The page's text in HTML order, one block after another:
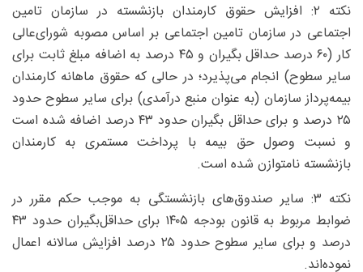
نکته ۲: افزایش حقوق کارمندان بازنشسته در سازمان تامین
اجتماعی در سازمان تامین اجتماعی بر اساس مصوبه شورای‌عالی
کار (۶۰ درصد حداقل بگیران و ۴۵ درصد به اضافه مبلغ ثابت برای
سایر سطوح) انجام می‌پذیرد؛ در حالی که حقوق ماهانه کارمندان
بیمه‌پرداز سازمان (به عنوان منبع درآمدی) برای سایر سطوح حدود
۲۵ درصد و برای حداقل بگیران حدود ۴۳ درصد اضافه شده است
و نسبت وصول حق بیمه با پرداخت مستمری به کارمندان
بازنشسته نامتوازن شده است.
نکته ۳: سایر صندوق‌های بازنشستگی به‌ موجب حکم مقرر در
ضوابط مربوط به قانون بودجه ۱۴۰۵ برای حداقل‌بگیران حدود ۴۳
درصد و برای سایر سطوح حدود ۲۵ درصد افزایش سالانه اعمال
نموده‌اند.